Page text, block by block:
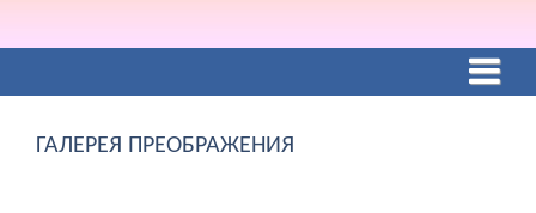
ГАЛЕРЕЯ ПРЕОБРАЖЕНИЯ